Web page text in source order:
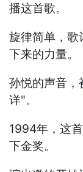
播这首歌。
旋律简单，歌
下来的力量。
孙悦的声音，
详"。
1994年，这
下金奖。